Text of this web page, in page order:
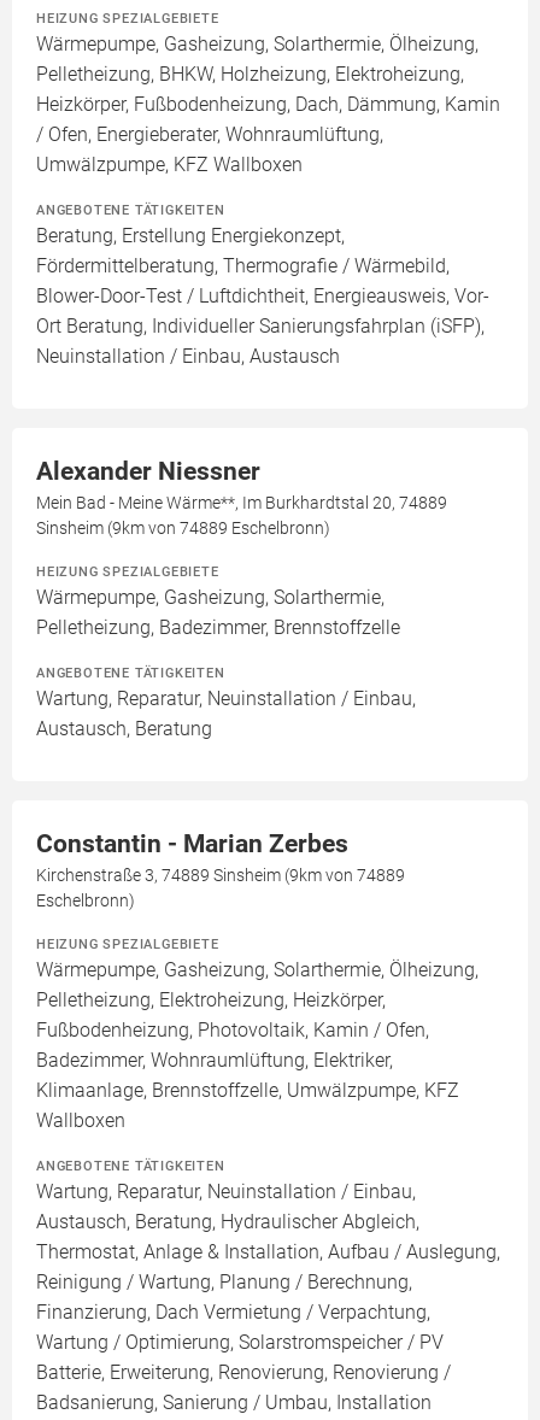
HEIZUNG SPEZIALGEBIETE
Wärmepumpe, Gasheizung, Solarthermie, Ölheizung,
Pelletheizung, BHKW, Holzheizung, Elektroheizung,
Heizkörper, Fußbodenheizung, Dach, Dämmung, Kamin
/ Ofen, Energieberater, Wohnraumlüftung,
Umwälzpumpe, KFZ Wallboxen
ANGEBOTENE TÄTIGKEITEN
Beratung, Erstellung Energiekonzept,
Fördermittelberatung, Thermografie / Wärmebild,
Blower-Door-Test / Luftdichtheit, Energieausweis, Vor-
Ort Beratung, Individueller Sanierungsfahrplan (iSFP),
Neuinstallation / Einbau, Austausch
Alexander Niessner
Mein Bad - Meine Wärme**, Im Burkhardtstal 20, 74889
Sinsheim (9km von 74889 Eschelbronn)
HEIZUNG SPEZIALGEBIETE
Wärmepumpe, Gasheizung, Solarthermie,
Pelletheizung, Badezimmer, Brennstoffzelle
ANGEBOTENE TÄTIGKEITEN
Wartung, Reparatur, Neuinstallation / Einbau,
Austausch, Beratung
Constantin - Marian Zerbes
Kirchenstraße 3, 74889 Sinsheim (9km von 74889
Eschelbronn)
HEIZUNG SPEZIALGEBIETE
Wärmepumpe, Gasheizung, Solarthermie, Ölheizung,
Pelletheizung, Elektroheizung, Heizkörper,
Fußbodenheizung, Photovoltaik, Kamin / Ofen,
Badezimmer, Wohnraumlüftung, Elektriker,
Klimaanlage, Brennstoffzelle, Umwälzpumpe, KFZ
Wallboxen
ANGEBOTENE TÄTIGKEITEN
Wartung, Reparatur, Neuinstallation / Einbau,
Austausch, Beratung, Hydraulischer Abgleich,
Thermostat, Anlage & Installation, Aufbau / Auslegung,
Reinigung / Wartung, Planung / Berechnung,
Finanzierung, Dach Vermietung / Verpachtung,
Wartung / Optimierung, Solarstromspeicher / PV
Batterie, Erweiterung, Renovierung, Renovierung /
Badsanierung, Sanierung / Umbau, Installation